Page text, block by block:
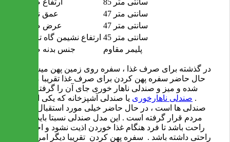
عمق نشیمن
47 سانتی متر
عرض صندلی
47 سانتی متر
ارتفاع نشیمن گاه تا زمین
45 سانتی متر
جنس بدنه صندلی
پلیمر مقاوم
در گذشته برای صرف غذا ، سفره روی زمین پهن میشد . در
حال حاضر سفره پهن کردن برای صرف غذا تقریبا منسوخ
شده و میز و صندلی ناهار خوری جای آن را گرفته است
. صندلی ناهارخوری یا صندلی آشپزخانه که یکی از انواع
صندلی ها است ، در حال حاضر خیلی مورد استقبال عموم
مردم قرار گرفته است . این مدل صندلی نسبتا باید نرم و
راحت باشد تا فرد هنگام غذا خوردن اذیت نشود و احساس
راحتی داشته باشد . سفره پهن کردن تقریبا دیگر امروزه به